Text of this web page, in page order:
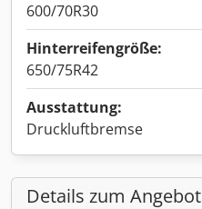
600/70R30
Hinterreifengröße:
650/75R42
Ausstattung:
Druckluftbremse
Details zum Angebot